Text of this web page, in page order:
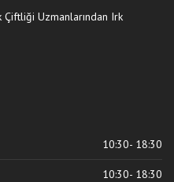
Uzmanlarından Irk
10:30- 18:30
10:30- 18:30